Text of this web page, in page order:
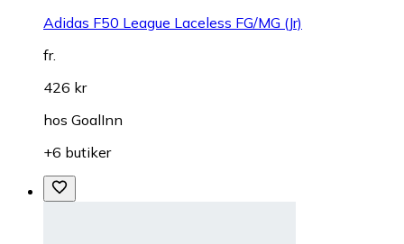
Adidas F50 League Laceless FG/MG (Jr)
fr.
426 kr
hos GoalInn
+6 butiker